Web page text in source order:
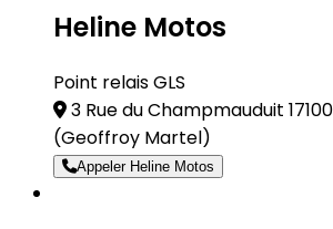
Heline Motos
Point relais GLS
3 Rue du Champmauduit
(Geoffroy Martel)
Appeler Heline Motos